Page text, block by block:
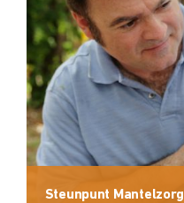
Steunpunt Mantelzorg